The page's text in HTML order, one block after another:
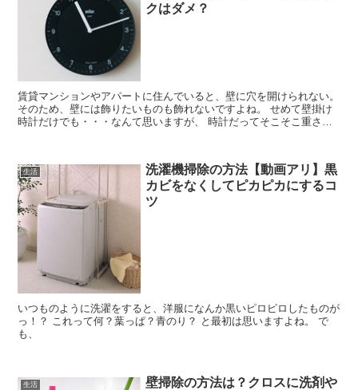
クはダメ？
賃貸マンションやアパートに住んでいると、壁に穴を開けられない。
そのため、壁には飾りたいものも飾れないですよね。 せめて壁掛け
時計だけでも・・・なんて思いますが、 時計だってそこそこ重さが
生活
洗濯機掃除の方法【動画アリ】黒
カビをなくしてピカピカにするコ
ツ
いつものように洗濯をすると、洋服になんか黒いピロピロしたものが
っ！？ これって何？葉っぱ？青のり？ と最初は思いますよね。 で
も、
生活
壁掃除の方法は？クロスに洗剤や